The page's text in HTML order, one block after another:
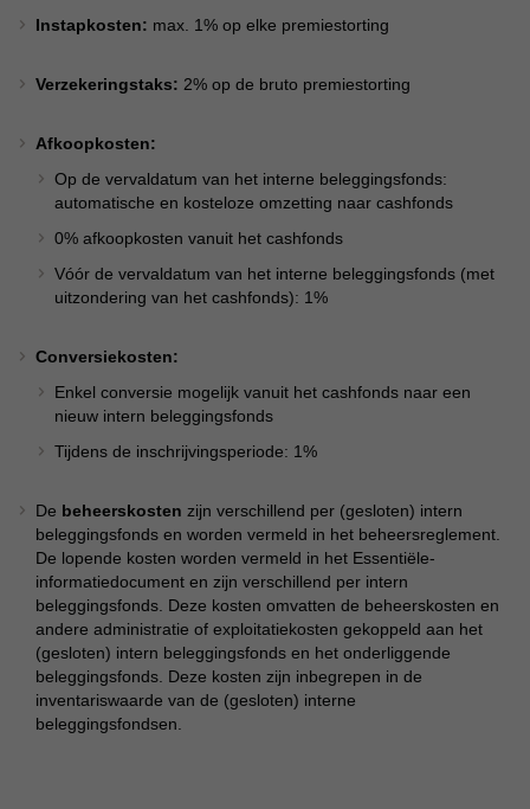
Instapkosten: max. 1% op elke premiestorting
Verzekeringstaks: 2% op de bruto premiestorting
Afkoopkosten:
Op de vervaldatum van het interne beleggingsfonds:
automatische en kosteloze omzetting naar cashfonds
0% afkoopkosten vanuit het cashfonds
Vóór de vervaldatum van het interne beleggingsfonds (met
uitzondering van het cashfonds): 1%
Conversiekosten:
Enkel conversie mogelijk vanuit het cashfonds naar een
nieuw intern beleggingsfonds
Tijdens de inschrijvingsperiode: 1%
De beheerskosten zijn verschillend per (gesloten) intern
beleggingsfonds en worden vermeld in het beheersreglement.
De lopende kosten worden vermeld in het Essentiële-
informatiedocument en zijn verschillend per intern
beleggingsfonds. Deze kosten omvatten de beheerskosten en
andere administratie of exploitatiekosten gekoppeld aan het
(gesloten) intern beleggingsfonds en het onderliggende
beleggingsfonds. Deze kosten zijn inbegrepen in de
inventariswaarde van de (gesloten) interne
beleggingsfondsen.